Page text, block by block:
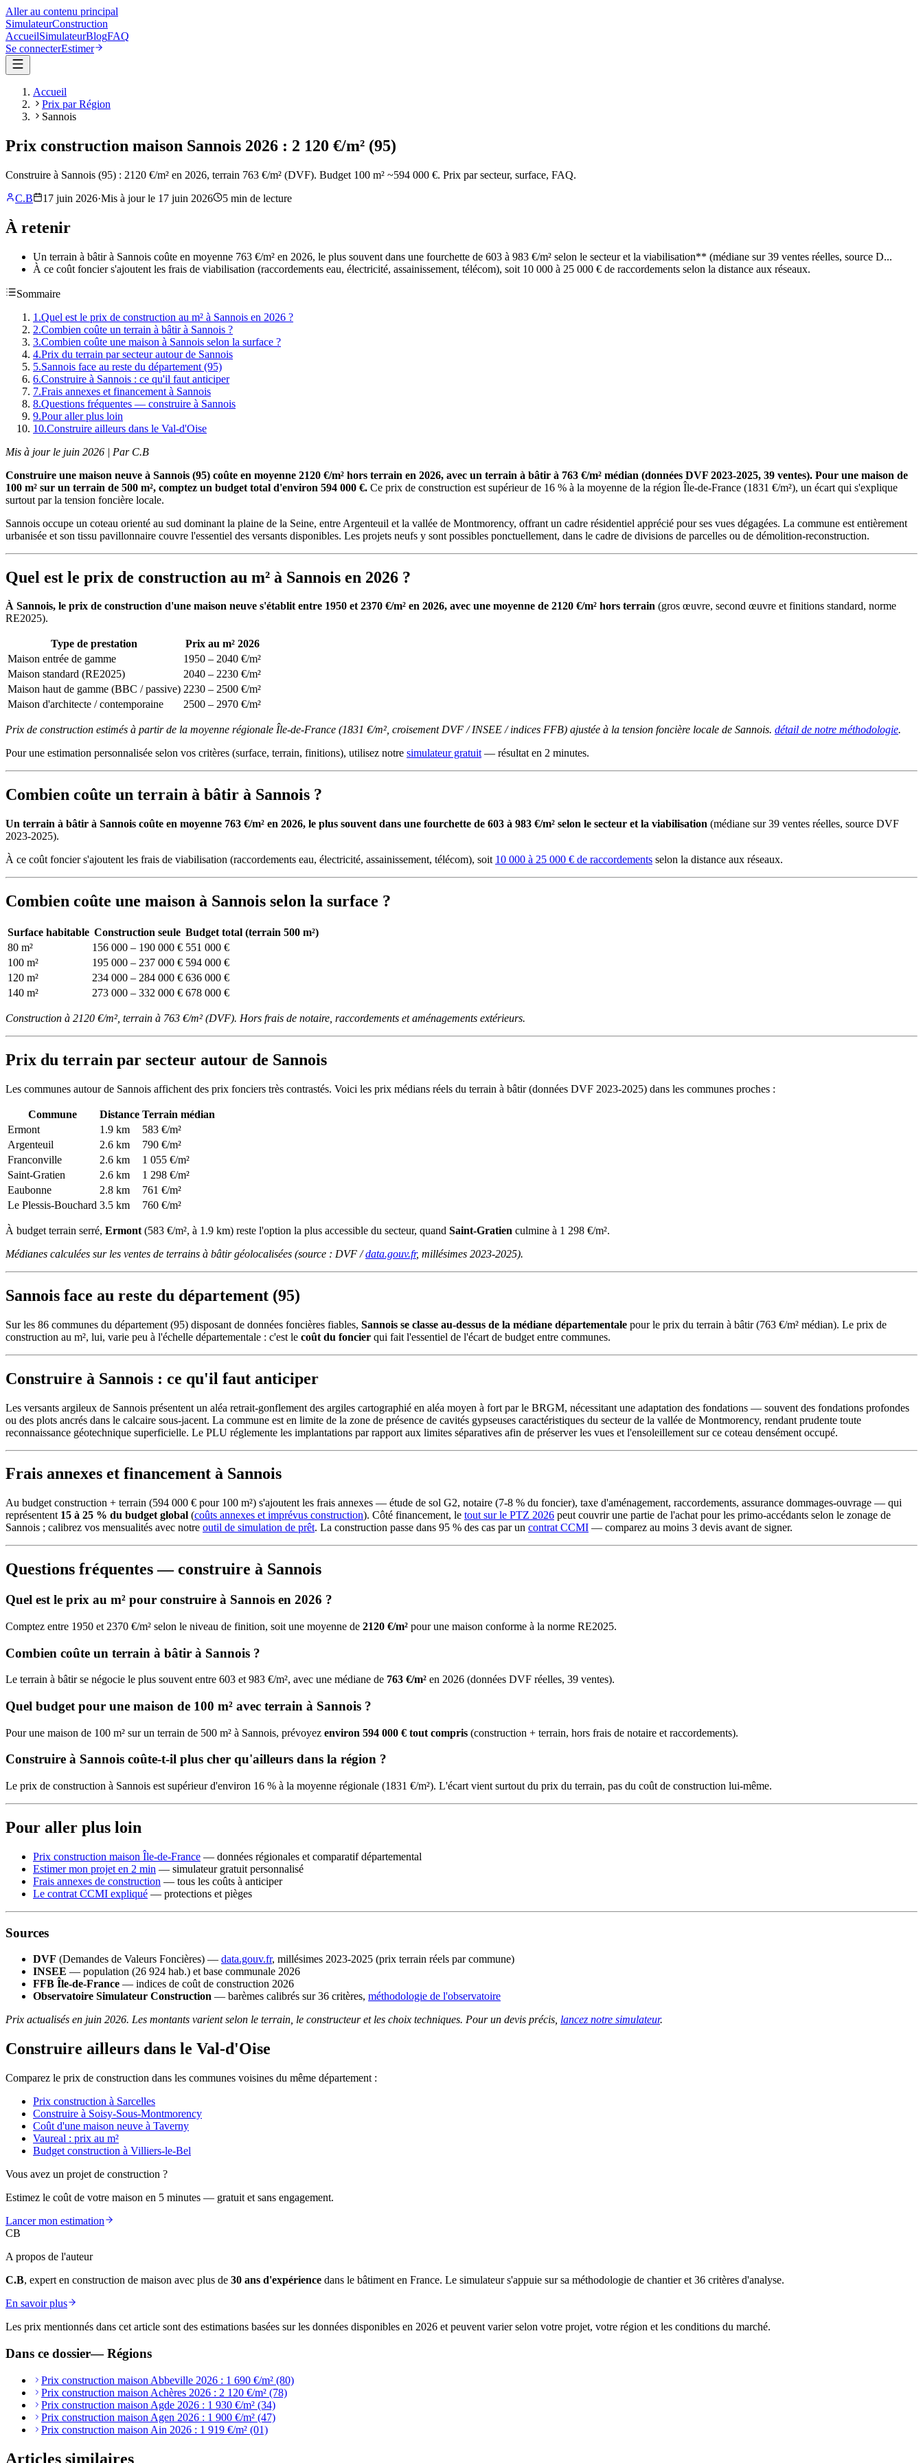
Aller au contenu principal
SimulateurConstruction
AccueilSimulateurBlogFAQ
Se connecterEstimer
Accueil
Prix par Région
Sannois
Prix construction maison Sannois 2026 : 2 120 €/m² (95)
Construire à Sannois (95) : 2120 €/m² en 2026, terrain 763 €/m² (DVF). Budget 100 m² ~594 000 €. Prix par secteur, surface, FAQ.
C.B
17 juin 2026·Mis à jour le 17 juin 2026 5 min de lecture
À retenir
Un terrain à bâtir à Sannois coûte en moyenne 763 €/m² en 2026, le plus souvent dans une fourchette de 603 à 983 €/m² selon le secteur et la viabilisation** (médiane sur 39 ventes réelles, source D...
À ce coût foncier s'ajoutent les frais de viabilisation (raccordements eau, électricité, assainissement, télécom), soit 10 000 à 25 000 € de raccordements selon la distance aux réseaux.
Sommaire
1 .Quel est le prix de construction au m² à Sannois en 2026 ?
2.Combien coûte un terrain à bâtir à Sannois ?
3.Combien coûte une maison à Sannois selon la surface ?
4.Prix du terrain par secteur autour de Sannois
5.Sannois face au reste du département (95)
6.Construire à Sannois : ce qu'il faut anticiper
7.Frais annexes et financement à Sannois
8.Questions fréquentes — construire à Sannois
9.Pour aller plus loin
10.Construire ailleurs dans le Val-d'Oise
Mis à jour le juin 2026 | Par C.B
Construire une maison neuve à Sannois (95) coûte en moyenne 2120 €/m² hors terrain en 2026, avec un terrain à bâtir à 763 €/m² médian (données DVF 2023-2025, 39 ventes). Pour une maison de
100 m² sur un terrain de 500 m², comptez un budget total d'environ 594 000 €. Ce prix de construction est supérieur de 16 % à la moyenne de la région Île-de-France (1831 €/m²), un écart qui s'explique
surtout par la tension foncière locale.
Sannois occupe un coteau orienté au sud dominant la plaine de la Seine, entre Argenteuil et la vallée de Montmorency, offrant un cadre résidentiel apprécié pour ses vues dégagées. La commune est entièrement
urbanisée et son tissu pavillonnaire couvre l'essentiel des versants disponibles. Les projets neufs y sont possibles ponctuellement, dans le cadre de divisions de parcelles ou de démolition-reconstruction.
Quel est le prix de construction au m² à Sannois en 2026 ?
À Sannois, le prix de construction d'une maison neuve s'établit entre 1950 et 2370 €/m² en 2026, avec une moyenne de 2120 €/m² hors terrain (gros œuvre, second œuvre et finitions standard, norme
RE2025).
Type de prestation
Prix au m² 2026
Maison entrée de gamme
1950 – 2040 €/m²
Maison standard (RE2025)
2040 – 2230 €/m²
Maison haut de gamme (BBC / passive) 2230 – 2500 €/m²
Maison d'architecte / contemporaine
2500 – 2970 €/m²
Prix de construction estimés à partir de la moyenne régionale Île-de-France (1831 €/m², croisement DVF / INSEE / indices FFB) ajustée à la tension foncière locale de Sannois. détail de notre méthodologie.
Pour une estimation personnalisée selon vos critères (surface, terrain, finitions), utilisez notre simulateur gratuit— résultat en 2 minutes.
Combien coûte un terrain à bâtir à Sannois ?
Un terrain à bâtir à Sannois coûte en moyenne 763 €/m² en 2026, le plus souvent dans une fourchette de 603 à 983 €/m² selon le secteur et la viabilisation (médiane sur 39 ventes réelles, source DVF
2023-2025).
À ce coût foncier s'ajoutent les frais de viabilisation (raccordements eau, électricité, assainissement, télécom), soit 10 000 à 25 000 € de raccordements selon la distance aux réseaux.
Combien coûte une maison à Sannois selon la surface ?
Surface habitable Construction seule Budget total (terrain 500 m²)
80 m²
156 000 – 190 000 € 551 000 €
100 m²
195 000 – 237 000 € 594 000 €
120 m²
234 000 – 284 000 € 636 000 €
140 m²
273 000 – 332 000 € 678 000 €
Construction à 2120 €/m², terrain à 763 €/m² (DVF). Hors frais de notaire, raccordements et aménagements extérieurs.
Prix du terrain par secteur autour de Sannois
Les communes autour de Sannois affichent des prix fonciers très contrastés. Voici les prix médians réels du terrain à bâtir (données DVF 2023-2025) dans les communes proches :
Commune Distance Terrain médian
Ermont
1.9 km
583 €/m²
Argenteuil
2.6 km
790 €/m²
Franconville
2.6 km
1 055 €/m²
Saint-Gratien
2.6 km
1 298 €/m²
Eaubonne
2.8 km
761 €/m²
Le Plessis-Bouchard 3.5 km 760 €/m²
À budget terrain serré, Ermont (583 €/m², à 1.9 km) reste l'option la plus accessible du secteur, quand Saint-Gratien culmine à 1 298 €/m².
Médianes calculées sur les ventes de terrains à bâtir géolocalisées (source : DVF /data.gouv.fr, millésimes 2023-2025).
Sannois face au reste du département (95)
Sur les 86 communes du département (95) disposant de données foncières fiables, Sannois se classe au-dessus de la médiane départementale pour le prix du terrain à bâtir (763 €/m² médian). Le prix de
construction au m², lui, varie peu à l'échelle départementale : c'est le coût du foncier qui fait l'essentiel de l'écart de budget entre communes.
Construire à Sannois : ce qu'il faut anticiper
Les versants argileux de Sannois présentent un aléa retrait-gonflement des argiles cartographié en aléa moyen à fort par le BRGM, nécessitant une adaptation des fondations — souvent des fondations profondes
ou des plots ancrés dans le calcaire sous-jacent. La commune est en limite de la zone de présence de cavités gypseuses caractéristiques du secteur de la vallée de Montmorency, rendant prudente toute
reconnaissance géotechnique superficielle. Le PLU réglemente les implantations par rapport aux limites séparatives afin de préserver les vues et l'ensoleillement sur ce coteau densément occupé.
Frais annexes et financement à Sannois
Au budget construction + terrain (594 000 € pour 100 m²) s'ajoutent les frais annexes — étude de sol G2, notaire (7-8 % du foncier), taxe d'aménagement, raccordements, assurance dommages-ouvrage — qui
représentent 15 à 25 % du budget global (coûts annexes et imprévus construction). Côté financement, le tout sur le PTZ 2026 peut couvrir une partie de l'achat pour les primo-accédants selon le zonage de
Sannois ; calibrez vos mensualités avec notre outil de simulation de prêt. La construction passe dans 95 % des cas par un contrat CCMI — comparez au moins 3 devis avant de signer.
Questions fréquentes — construire à Sannois
Quel est le prix au m² pour construire à Sannois en 2026 ?
Comptez entre 1950 et 2370 €/m² selon le niveau de finition, soit une moyenne de 2120 €/m² pour une maison conforme à la norme RE2025.
Combien coûte un terrain à bâtir à Sannois ?
Le terrain à bâtir se négocie le plus souvent entre 603 et 983 €/m², avec une médiane de 763 €/m² en 2026 (données DVF réelles, 39 ventes).
Quel budget pour une maison de 100 m² avec terrain à Sannois ?
Pour une maison de 100 m² sur un terrain de 500 m² à Sannois, prévoyez environ 594 000 € tout compris (construction + terrain, hors frais de notaire et raccordements).
Construire à Sannois coûte-t-il plus cher qu'ailleurs dans la région ?
Le prix de construction à Sannois est supérieur d'environ 16 % à la moyenne régionale (1831 €/m²). L'écart vient surtout du prix du terrain, pas du coût de construction lui-même.
Pour aller plus loin
Prix construction maison Île-de-France — données régionales et comparatif départemental
Estimer mon projet en 2 min — simulateur gratuit personnalisé
Frais annexes de construction — tous les coûts à anticiper
Le contrat CCMI expliqué — protections et pièges
Sources
DVF (Demandes de Valeurs Foncières) — data.gouv.fr, millésimes 2023-2025 (prix terrain réels par commune)
INSEE — population (26 924 hab.) et base communale 2026
FFB Île-de-France — indices de coût de construction 2026
Observatoire Simulateur Construction — barèmes calibrés sur 36 critères, méthodologie de l'observatoire
Prix actualisés en juin 2026. Les montants varient selon le terrain, le constructeur et les choix techniques. Pour un devis précis, lancez notre simulateur.
Construire ailleurs dans le Val-d'Oise
Comparez le prix de construction dans les communes voisines du même département :
Prix construction à Sarcelles
Construire à Soisy-Sous-Montmorency
Coût d'une maison neuve à Taverny
Vaureal : prix au m²
Budget construction à Villiers-le-Bel
Vous avez un projet de construction ?
Estimez le coût de votre maison en 5 minutes — gratuit et sans engagement.
Lancer mon estimation
CB
A propos de l'auteur
C.B, expert en construction de maison avec plus de 30 ans d'expérience dans le bâtiment en France. Le simulateur s'appuie sur sa méthodologie de chantier et 36 critères d'analyse.
En savoir plus
Les prix mentionnés dans cet article sont des estimations basées sur les données disponibles en 2026 et peuvent varier selon votre projet, votre région et les conditions du marché.
Dans ce dossier—Régions
Prix construction maison Abbeville 2026 : 1 690 €/m² (80)
Prix construction maison Achères 2026 : 2 120 €/m² (78)
Prix construction maison Agde 2026 : 1 930 €/m² (34)
Prix construction maison Agen 2026 : 1 900 €/m² (47)
Prix construction maison Ain 2026 : 1 919 €/m² (01)
Articles similaires